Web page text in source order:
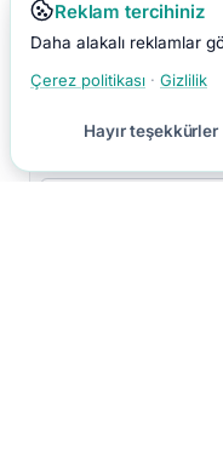
Reklam tercihiniz
Daha alakalı reklamlar
Çerez politikası · Gizlilik
Hayır teşekkürler